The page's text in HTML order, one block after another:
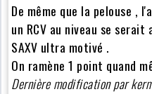
De même que la pelouse
un RCV au niveau se
SAXV ultra motivé .
On ramène 1 point quand
Dernière modification par